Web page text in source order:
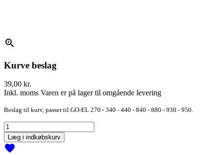
zoom_in
Kurve beslag
39,00 kr.
Inkl. moms Varen er på lager til omgående levering
Beslag til kurv, passer til GO-EL 270 - 340 - 440 - 840 - 880 - 930 - 950.
Læg i indkøbskurv
favorite